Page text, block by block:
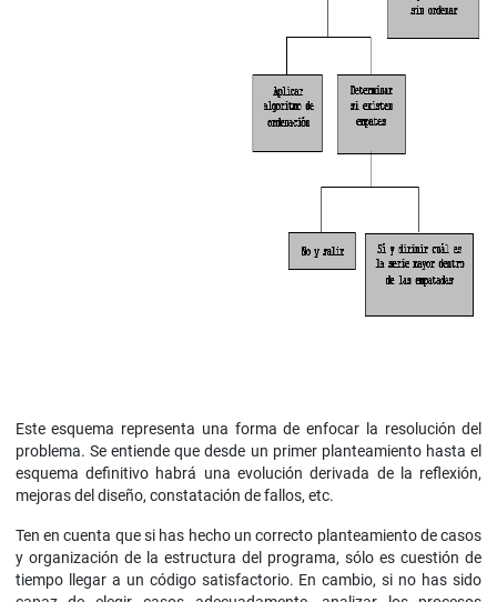
Este esquema representa una forma de enfocar la resolución del
problema. Se entiende que desde un primer planteamiento hasta el
esquema definitivo habrá una evolución derivada de la reflexión,
mejoras del diseño, constatación de fallos, etc.
Ten en cuenta que si has hecho un correcto planteamiento de casos
y organización de la estructura del programa, sólo es cuestión de
tiempo llegar a un código satisfactorio. En cambio, si no has sido